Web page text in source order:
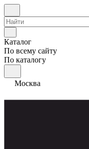
Каталог
По всему сайту
По каталогу
Москва